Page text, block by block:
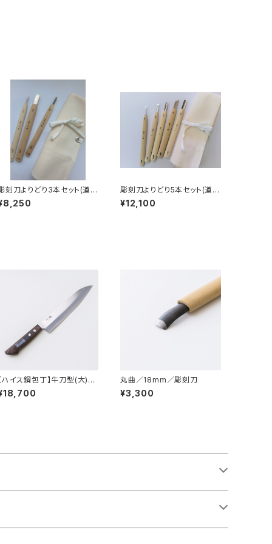
刻刀よりどり3本セット(道具
付)
彫刻刀よりどり5本セット(道具
袋付)
¥12,100
ハイス鋼包丁】牛刀型(大)
丸曲／18mm／彫刻刀
¥3,300